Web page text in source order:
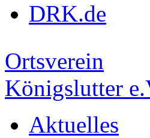
DRK.de
Ortsverein
Königslutter
Aktuelles